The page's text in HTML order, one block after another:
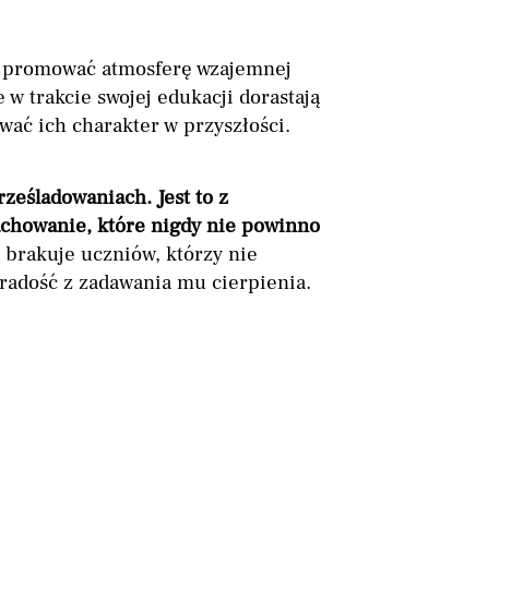
atmosferę wzajemnej
w trakcie swojej edukacji dorastają
ich charakter w przyszłości.
Jest to z
które nigdy nie powinno
uczniów, którzy nie
z zadawania mu cierpienia.